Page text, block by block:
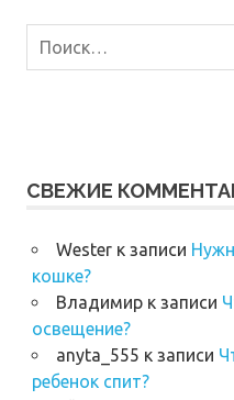
СВЕЖИЕ
Westerк записи
кошке?
Владимирк записи
освещение?
anyta_555 к записи
ребенок спит?